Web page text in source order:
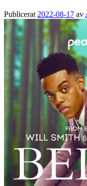
Publicerat 2022-08-17 av